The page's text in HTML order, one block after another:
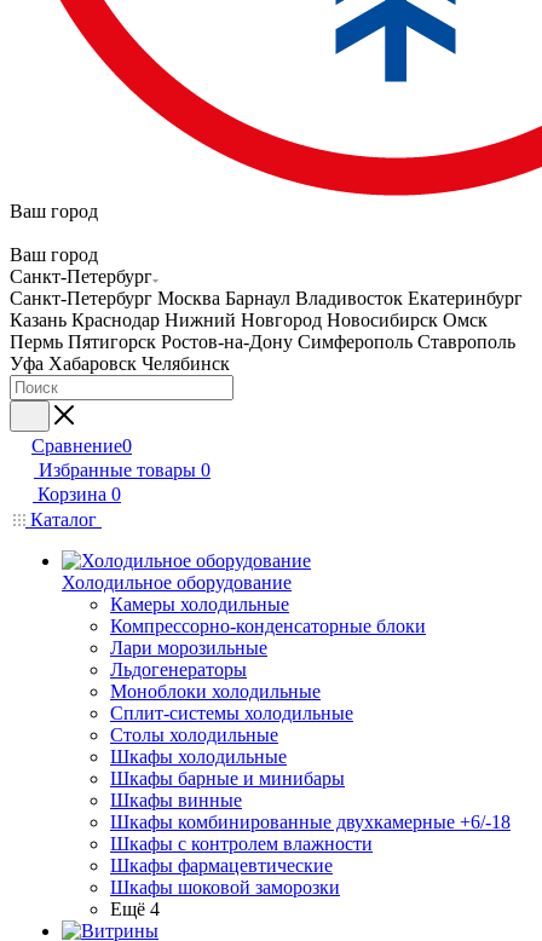
Ваш город
Ваш город
Санкт-Петербург
Санкт-Петербург Москва Барнаул Владивосток Екатеринбург
Казань Краснодар Нижний Новгород Новосибирск Омск
Пермь Пятигорск Ростов-на-Дону Симферополь Ставрополь
Уфа Хабаровск Челябинск
Сравнение0
Избранные товары 0
Корзина 0
Каталог
Холодильное оборудование
Камеры холодильные
Компрессорно-конденсаторные блоки
Лари морозильные
Льдогенераторы
Моноблоки холодильные
Сплит-системы холодильные
Столы холодильные
Шкафы холодильные
Шкафы барные и минибары
Шкафы винные
Шкафы комбинированные двухкамерные +6/-18
Шкафы с контролем влажности
Шкафы фармацевтические
Шкафы шоковой заморозки
Ещё 4